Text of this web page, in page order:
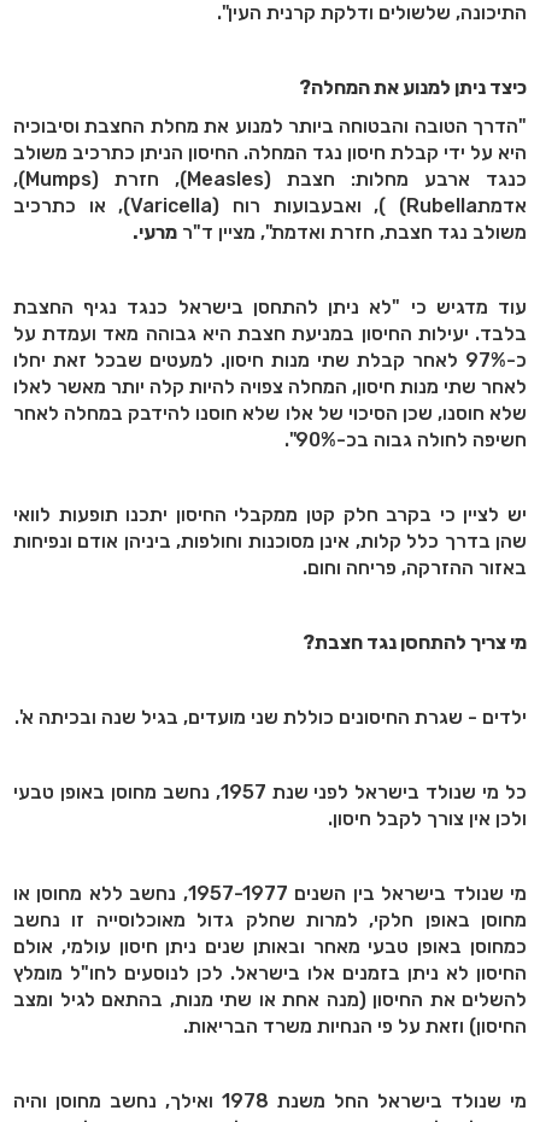
התיכונה, שלשולים ודלקת קרנית העין".
כיצד ניתן למנוע את המחלה?
"הדרך הטובה והבטוחה ביותר למנוע את מחלת החצבת וסיבוכיה
היא על ידי קבלת חיסון נגד המחלה. החיסון הניתן כתרכיב משולב
כנגד ארבע מחלות: חצבת (
Measles ), חזרת ( Mumps
),
אדמתRubella) ), ואבעבועות רוח ( Varicella), או כתרכיב
משולב נגד חצבת, חזרת ואדמת", מציין ד"רמרעי.
עוד מדגיש כי "לא ניתן להתחסן בישראל כנגד נגיף החצבת
בלבד. יעילות החיסון במניעת חצבת היא גבוהה מאד ועמדת על
כ-97% לאחר קבלת שתי מנות חיסון. למעטים שבכל זאת יחלו
לאחר שתי מנות חיסון, המחלה צפויה להיות קלה יותר מאשר לאלו
שלא חוסנו, שכן הסיכוי של אלו שלא חוסנו להידבק במחלה לאחר
חשיפה לחולה גבוה בכ-90%".
יש לציין כי בקרב חלק קטן ממקבלי החיסון יתכנו תופעות לוואי
שהן בדרך כלל קלות, אינן מסוכנות וחולפות, ביניהן אודם ונפיחות
באזור ההזרקה, פריחה וחום.
מי צריך להתחסן נגד חצבת?
ילדים - שגרת החיסונים כוללת שני מועדים, בגיל שנה ובכיתה א'.
כל מי שנולד בישראל לפני שנת 1957, נחשב מחוסן באופן טבעי
ולכן אין צורך לקבל חיסון.
מי שנולד בישראל בין השנים 1957-1977, נחשב ללא מחוסן או
מחוסן באופן חלקי, למרות שחלק גדול מאוכלוסייה זו נחשב
כמחוסן באופן טבעי מאחר ובאותן שנים ניתן חיסון עולמי, אולם
החיסון לא ניתן בזמנים אלו בישראל. לכן לנוסעים לחו"ל מומלץ
להשלים את החיסון (מנה אחת או שתי מנות, בהתאם לגיל ומצב
החיסון) וזאת על פי הנחיות משרד הבריאות.
מי שנולד בישראל החל משנת 1978 ואילך, נחשב מחוסן והיה